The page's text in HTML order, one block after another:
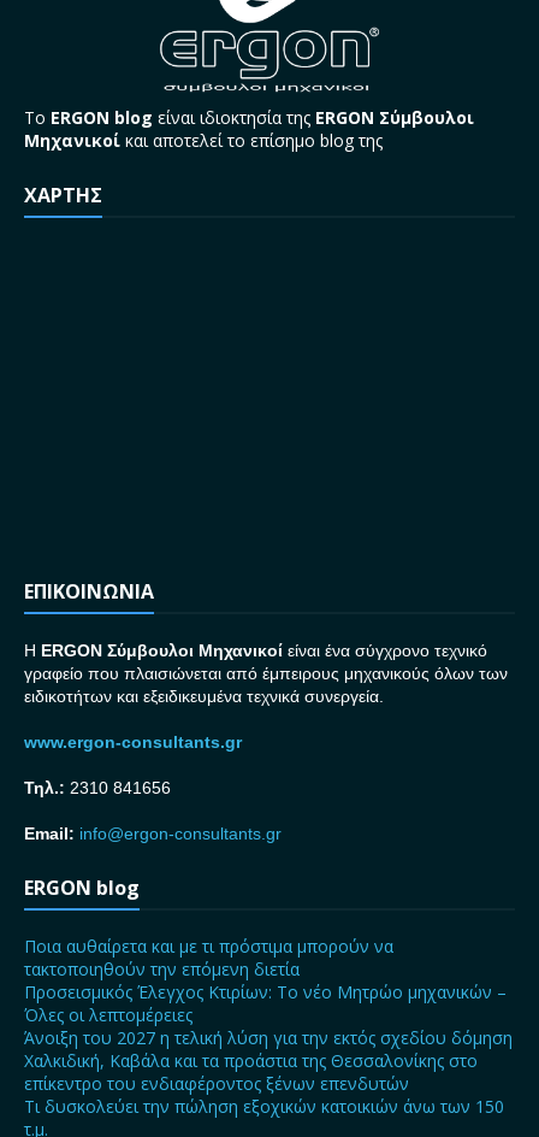
Το ERGON blog είναι ιδιοκτησία της ERGON Σύμβουλοι
Μηχανικοί και αποτελεί το επίσημο blog της
ΧΑΡΤΗΣ
ΕΠΙΚΟΙΝΩΝΙΑ
H ERGON Σύμβουλοι Μηχανικοί είναι ένα σύγχρονο τεχνικό
γραφείο που πλαισιώνεται από έμπειρους μηχανικούς όλων των
ειδικοτήτων και εξειδικευμένα τεχνικά συνεργεία.
www.ergon-consultants.gr
Τηλ.: 2310 841656
Email: info@ergon-consultants.gr
ERGON blog
Ποια αυθαίρετα και με τι πρόστιμα μπορούν να
τακτοποιηθούν την επόμενη διετία
Προσεισμικός Έλεγχος Κτιρίων: Το νέο Μητρώο μηχανικών –
Όλες οι λεπτομέρειες
Άνοιξη του 2027 η τελική λύση για την εκτός σχεδίου δόμηση
Χαλκιδική, Καβάλα και τα προάστια της Θεσσαλονίκης στο
επίκεντρο του ενδιαφέροντος ξένων επενδυτών
Τι δυσκολεύει την πώληση εξοχικών κατοικιών άνω των 150
τ.μ.